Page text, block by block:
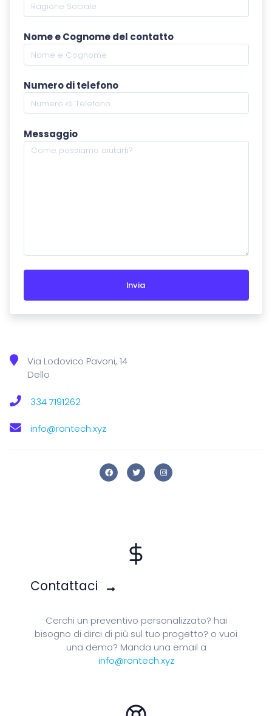
ESPANOL
DEUTSCH
Nome e Cognome del contatto
Numero di telefono
Messaggio
Via Lodovico Pavoni, 14
Dello
334 7191262
info@rontech.xyz
Contattaci
Cerchi un preventivo personalizzato? hai
bisogno di dirci di più sul tuo progetto? o vuoi
una demo? Manda una email a
info@rontech.xyz